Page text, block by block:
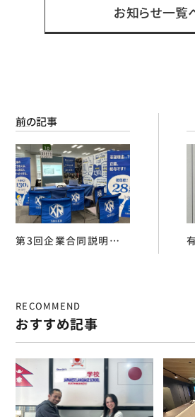
お知らせ一覧
前の記事
第3回企業合同説明会に
RECOMMEND
おすすめ記事